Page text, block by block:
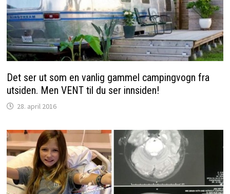
Det ser ut som en vanlig gammel campingvogn fra
utsiden. Men VENT til du ser innsiden!
28. april 2016